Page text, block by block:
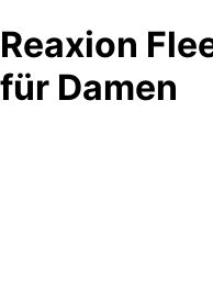
Reaxion
für Damen